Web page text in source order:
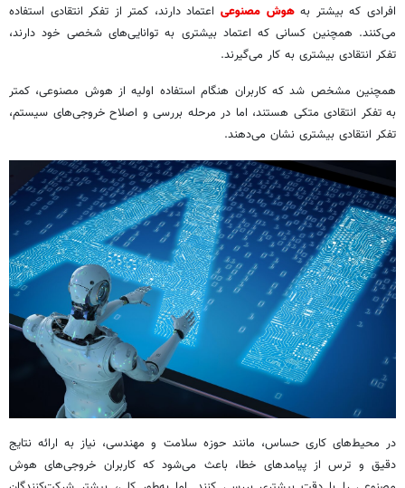
افرادی که بیشتر بههوش مصنوعیاعتماد دارند، کمتر از تفکر انتقادی استفاده
می‌کنند. همچنین کسانی که اعتماد بیشتری به توانایی‌های شخصی خود دارند،
تفکر انتقادی بیشتری به کار می‌گیرند.
همچنین مشخص شد که کاربران هنگام استفاده اولیه از هوش مصنوعی، کمتر
به تفکر انتقادی متکی هستند، اما در مرحله بررسی و اصلاح خروجی‌های سیستم،
تفکر انتقادی بیشتری نشان می‌دهند.
در محیط‌های کاری حساس، مانند حوزه سلامت و مهندسی، نیاز به ارائه نتایج
دقیق و ترس از پیامدهای خطا، باعث می‌شود که کاربران خروجی‌های هوش